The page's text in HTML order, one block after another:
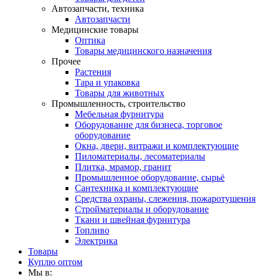
Автозапчасти, техника
Автозапчасти
Медицинские товары
Оптика
Товары медицинского назначения
Прочее
Растения
Тара и упаковка
Товары для животных
Промышленность, строительство
Мебельная фурнитура
Оборудование для бизнеса, торговое
оборудование
Окна, двери, витражи и комплектующие
Пиломатериалы, лесоматериалы
Плитка, мрамор, гранит
Промышленное оборудование, сырьё
Сантехника и комплектующие
Средства охраны, слежения, пожаротушения
Стройматериалы и оборудование
Ткани и швейная фурнитура
Топливо
Электрика
Товары
Куплю оптом
Мы в: